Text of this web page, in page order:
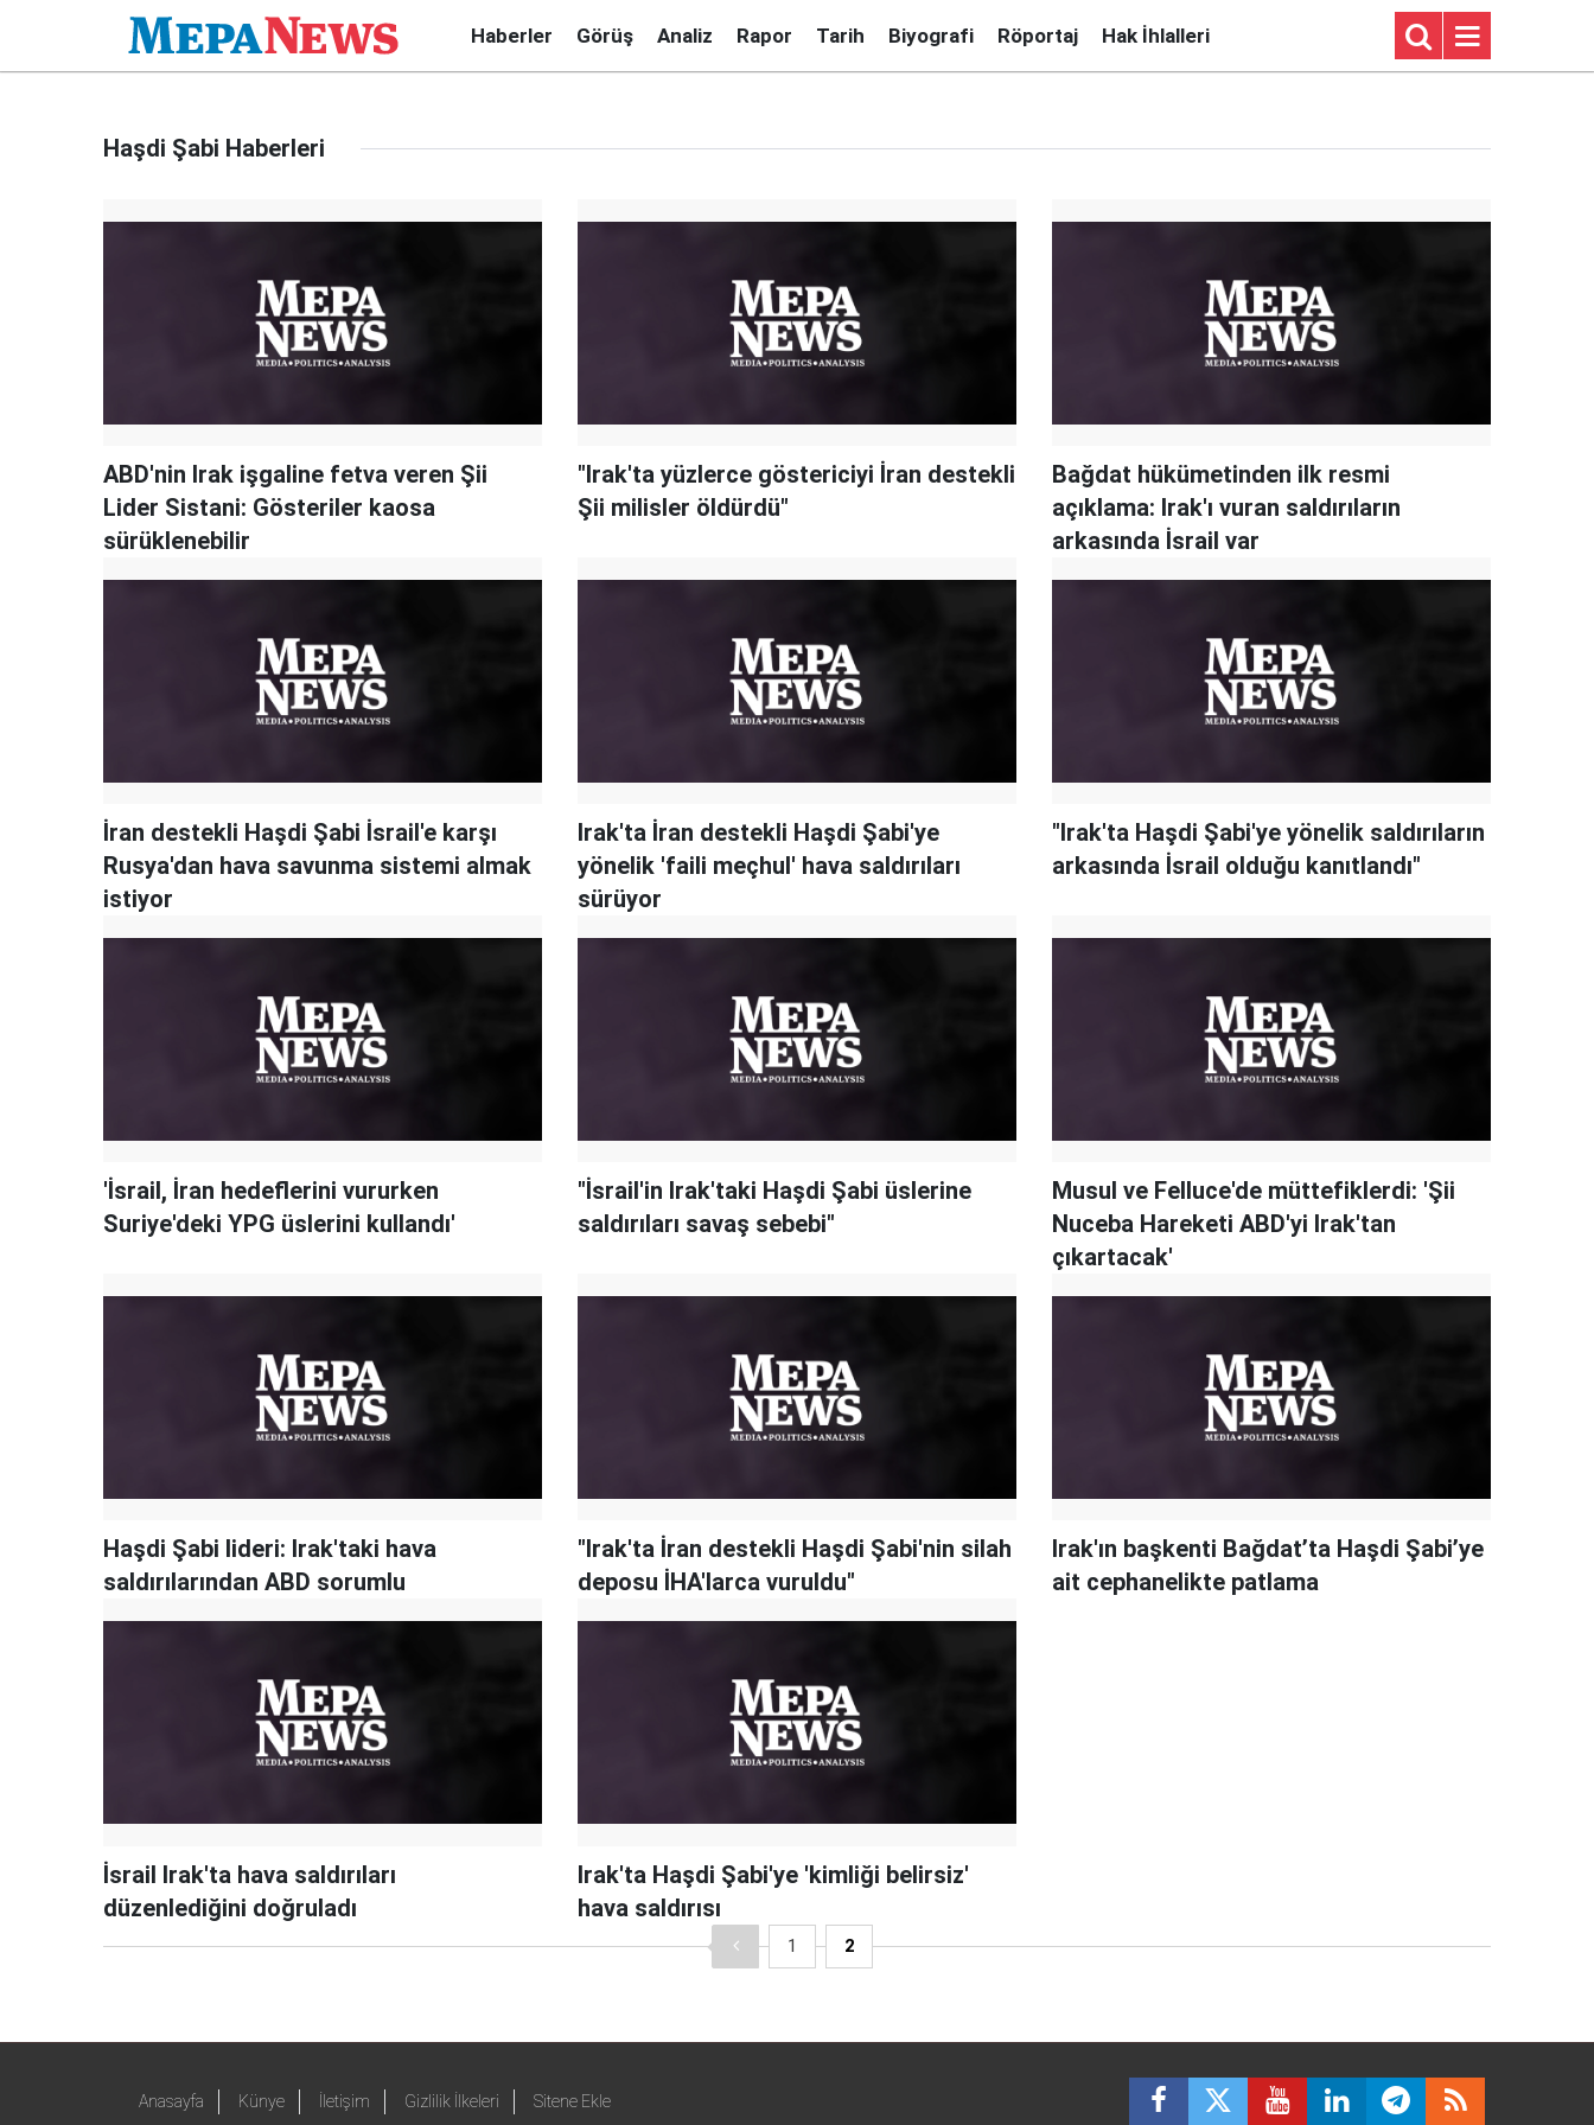
Haberler Görüş Analiz Rapor Tarih Biyografi Röportaj Hak İhlalleri
Haşdi Şabi Haberleri
ABD'nin Irak işgaline fetva veren Şii
Lider Sistani: Gösteriler kaosa
sürüklenebilir
"Irak'ta yüzlerce göstericiyi İran destekli
Şii milisler öldürdü"
Bağdat hükümetinden ilk resmi
açıklama: Irak'ı vuran saldırıların
arkasında İsrail var
İran destekli Haşdi Şabi İsrail'e karşı
Rusya'dan hava savunma sistemi almak
istiyor
Irak'ta İran destekli Haşdi Şabi'ye
yönelik 'faili meçhul' hava saldırıları
sürüyor
"Irak'ta Haşdi Şabi'ye yönelik saldırıların
arkasında İsrail olduğu kanıtlandı"
'İsrail, İran hedeflerini vururken
Suriye'deki YPG üslerini kullandı'
"İsrail'in Irak'taki Haşdi Şabi üslerine
saldırıları savaş sebebi"
Musul ve Felluce'de müttefiklerdi: 'Şii
Nuceba Hareketi ABD'yi Irak'tan
çıkartacak'
Haşdi Şabi lideri: Irak'taki hava
saldırılarından ABD sorumlu
"Irak'ta İran destekli Haşdi Şabi'nin silah
deposu İHA'larca vuruldu"
Irak'ın başkenti Bağdat’ta Haşdi Şabi’ye
ait cephanelikte patlama
İsrail Irak'ta hava saldırıları
düzenlediğini doğruladı
Irak'ta Haşdi Şabi'ye 'kimliği belirsiz'
hava saldırısı
1 2
Anasayfa Künye İletişim Gizlilik İlkeleri Sitene Ekle